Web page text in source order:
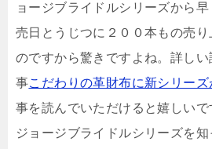
ョージブライドルシリーズから
売日とうじつに２００本もの売り
のですから驚きですよね。詳し
事こだわりの革財布に新シリーズ
事を読んでいただけると嬉しいで
ジョージブライドルシリーズを